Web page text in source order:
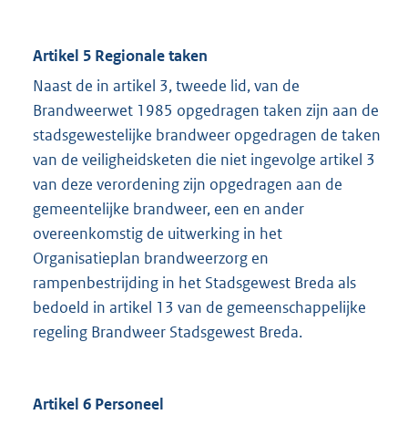
Artikel 5 Regionale taken
Naast de in artikel 3, tweede lid, van de
Brandweerwet 1985 opgedragen taken zijn aan de
stadsgewestelijke brandweer opgedragen de taken
van de veiligheidsketen die niet ingevolge artikel 3
van deze verordening zijn opgedragen aan de
gemeentelijke brandweer, een en ander
overeenkomstig de uitwerking in het
Organisatieplan brandweerzorg en
rampenbestrijding in het Stadsgewest Breda als
bedoeld in artikel 13 van de gemeenschappelijke
regeling Brandweer Stadsgewest Breda.
Artikel 6 Personeel